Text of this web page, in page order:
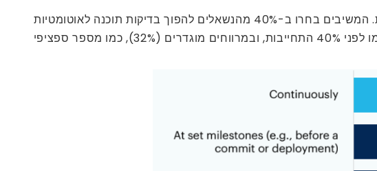
הקהילה עוד ערכה סקר ששאל מתי במהלך מחזור פיתוח התוכנה הם הופכים את בדיקות התוכנה לאוטומטיות. המשיבים בחרו ב-40% מהנשאלים להפוך בדיקות תוכנה לאוטומטיות
ברציפות במהלך מחזור הפיתוח שלהם. אפשרויות תזמון נפוצות אחרות נכללו באבני דרך מוגדרות (38%), כמו לפני 40% התחייבות, ובמרווחים מוגדרים (32%), כמו מספר ספציפי